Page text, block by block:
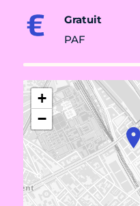
Gratuit
PAF
+
−